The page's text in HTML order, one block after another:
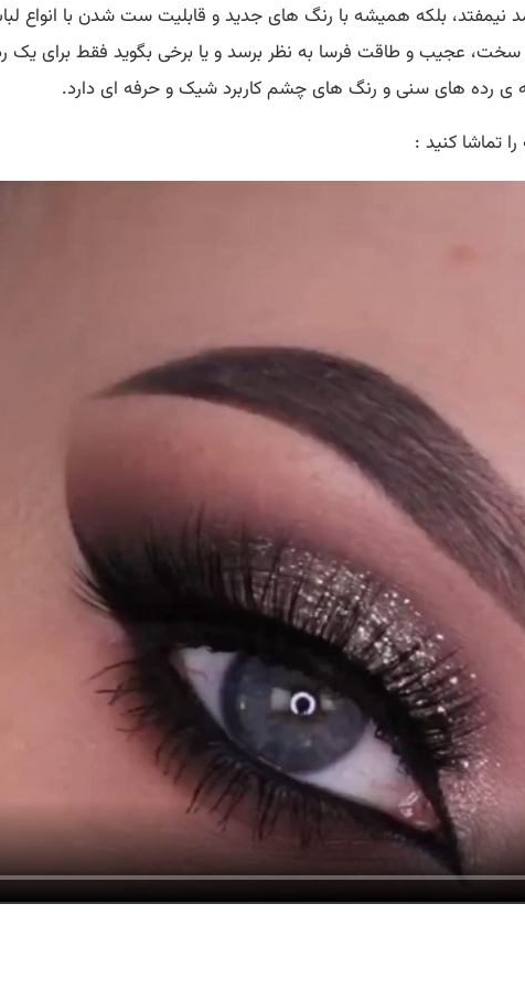
نیمفتد، بلکه همیشه با رنگ های جدید و قابلیت ست شدن با
عجیب و طاقت فرسا به نظر برسد و یا برخی بگوید فقط برای
ی رده های سنی و رنگ های چشم کاربرد شیک و حرفه ای دارد.
تماشا کنید :